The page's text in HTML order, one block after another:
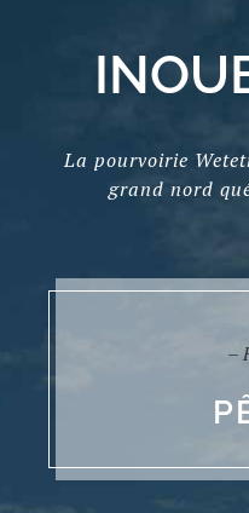
La pourvoirie
grand nord
–